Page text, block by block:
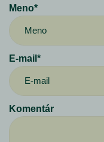
Meno*
E-mail*
Komentár